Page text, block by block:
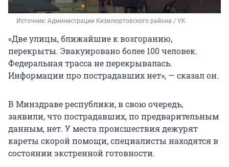
Источник: Администрации Кизилюртовского района / VK
«Две улицы, ближайшие к возгоранию,
перекрыты. Эвакуировано более 100 человек.
Федеральная трасса не перекрывалась.
Информации про пострадавших нет», — сказал он.
В Минздраве республики, в свою очередь,
заявили, что пострадавших, по предварительным
данным, нет. У места происшествия дежурят
кареты скорой помощи, специалисты находятся в
состоянии экстренной готовности.